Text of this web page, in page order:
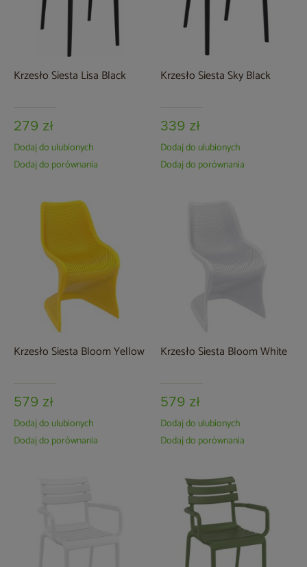
Krzesło Siesta Lisa Black
279 zł
Dodaj do ulubionych
Dodaj do porównania
Krzesło Siesta Sky Black
339 zł
Dodaj do ulubionych
Dodaj do porównania
Krzesło Siesta Bloom Yellow
579 zł
Dodaj do ulubionych
Dodaj do porównania
Krzesło Siesta Bloom White
579 zł
Dodaj do ulubionych
Dodaj do porównania